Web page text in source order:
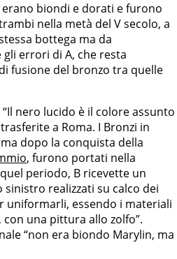
erano biondi e dorati e furono
nella metà del V secolo, a
bottega ma da
gli errori di A, che resta
fusione del bronzo tra quelle
nero lucido è il colore assunto
a Roma. I Bronzi in
dopo la conquista della
, furono portati nella
periodo, B ricevette un
realizzati su calco dei
uniformarli, essendo i materiali
una pittura allo zolfo”.
“non era biondo Marylin, ma